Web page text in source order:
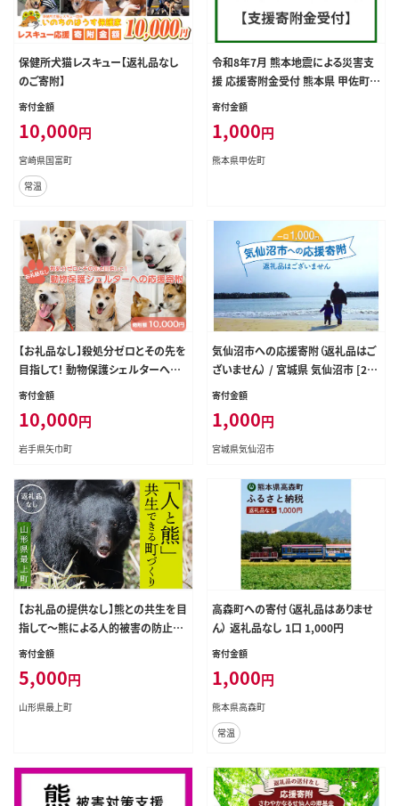
保健所犬猫レスキュー【返礼品なし
のご寄附】
寄付金額
10,000円
宮崎県国富町
常温
令和8年7月 熊本地震による災害支
援 応援寄附金受付 熊本県 甲佐町
災害応援 寄附1000円 熊本地方 20
寄付金額
1,000円
熊本県甲佐町
【お礼品なし】殺処分ゼロとその先を
目指して！ 動物保護シェルターへの
応援寄附 10,000円
寄付金額
10,000円
岩手県矢巾町
気仙沼市への応援寄附（返礼品はご
ざいません） / 宮城県 気仙沼市 [205
61928]
寄付金額
1,000円
宮城県気仙沼市
【お礼品の提供なし】熊との共生を目
指して～熊による人的被害の防止対
策・環境整備へのご支援を～
寄付金額
5,000円
山形県最上町
高森町への寄付（返礼品はありませ
ん） 返礼品なし 1口 1,000円
寄付金額
1,000円
熊本県高森町
常温